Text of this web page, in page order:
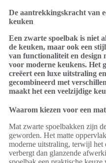
De aantrekkingskracht van
keuken
Een zwarte spoelbak is niet
de keuken, maar ook een
van functionaliteit en design
voor moderne keukens. Het
creëert een luxe uitstraling
gecombineerd met
maakt het een veelzijdige
Waarom kiezen voor een
Mat zwarte spoelbakken zijn
geworden. Het matte
moderne uitstraling, terwijl het
verbergt dan glanzende